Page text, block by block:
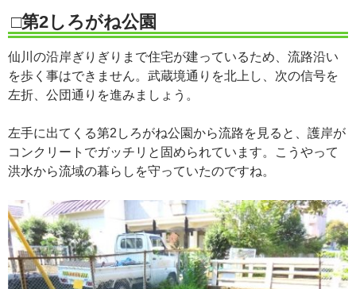
□第2しろがね公園
仙川の沿岸ぎりぎりまで住宅が建っているため、流路沿い
を歩く事はできません。武蔵境通りを北上し、次の信号を
左折、公団通りを進みましょう。
左手に出てくる第2しろがね公園から流路を見ると、護岸が
コンクリートでガッチリと固められています。こうやって
洪水から流域の暮らしを守っていたのですね。